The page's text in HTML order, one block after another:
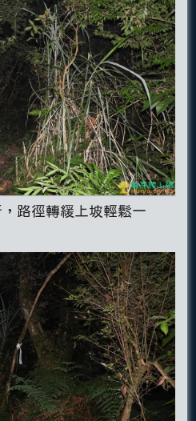
路徑轉緩上坡輕鬆一